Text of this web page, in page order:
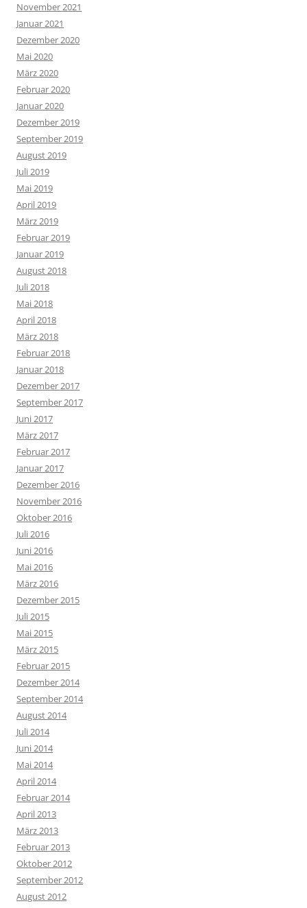
November 2021
Januar 2021
Dezember 2020
Mai 2020
März 2020
Februar 2020
Januar 2020
Dezember 2019
September 2019
August 2019
Juli 2019
Mai 2019
April 2019
März 2019
Februar 2019
Januar 2019
August 2018
Juli 2018
Mai 2018
April 2018
März 2018
Februar 2018
Januar 2018
Dezember 2017
September 2017
Juni 2017
März 2017
Februar 2017
Januar 2017
Dezember 2016
November 2016
Oktober 2016
Juli 2016
Juni 2016
Mai 2016
März 2016
Dezember 2015
Juli 2015
Mai 2015
März 2015
Februar 2015
Dezember 2014
September 2014
August 2014
Juli 2014
Juni 2014
Mai 2014
April 2014
Februar 2014
April 2013
März 2013
Februar 2013
Oktober 2012
September 2012
August 2012